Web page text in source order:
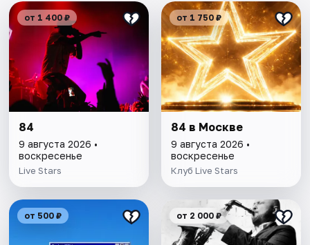
от 1 400 ₽
84
9 августа 2026 •
воскресенье
Live Stars
от 1 750 ₽
84 в Москве
9 августа 2026 •
воскресенье
Клуб Live Stars
от 500 ₽ от 2 000 ₽